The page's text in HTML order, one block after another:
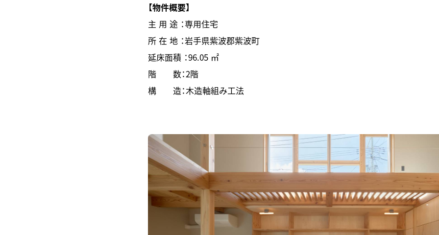
【物件概要】
主 用 途 ：専用住宅
所 在 地 ：岩手県紫波郡紫波町
延床面積 ：96.05 ㎡
階 数：2階
構 造：木造軸組み工法